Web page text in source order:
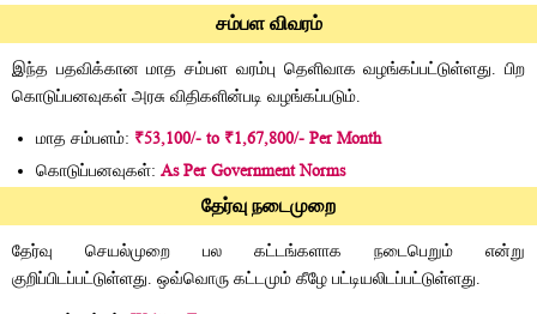
சம்பள விவரம்
இந்த பதவிக்கான மாத சம்பள வரம்பு தெளிவாக வழங்கப்பட்டுள்ளது. பிற
கொடுப்பனவுகள் அரசு விதிகளின்படி வழங்கப்படும்.
மாத சம்பளம்: ₹53,100/- to ₹1,67,800/- Per Month
கொடுப்பனவுகள்: As Per Government Norms
தேர்வு நடைமுறை
தேர்வு செயல்முறை பல கட்டங்களாக நடைபெறும் என்று
குறிப்பிடப்பட்டுள்ளது. ஒவ்வொரு கட்டமும் கீழே பட்டியலிடப்பட்டுள்ளது.